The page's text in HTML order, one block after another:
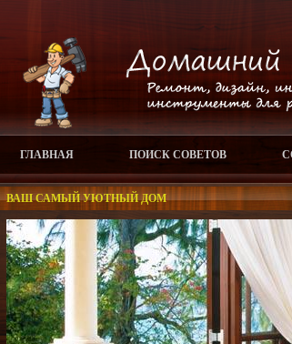
ГЛАВНАЯ ПОИСК СОВЕТОВ
ВАШ САМЫЙ УЮТНЫЙ ДОМ